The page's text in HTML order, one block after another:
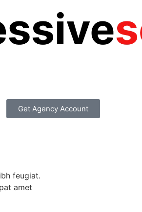
Get Agency Account
feugiat.
amet